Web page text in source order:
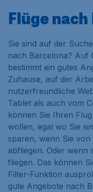
Flüge
Sie sind auf der
nach Barcelona? Auf
bestimmt ein gutes
Zuhause, auf der
nutzerfreundliche
Tablet als auch vom
können Sie Ihren
wollen, egal wo Sie
sparen, wenn Sie
abfliegen. Oder wenn
fliegen. Das können
Filter-Funktion
gute Angebote nach